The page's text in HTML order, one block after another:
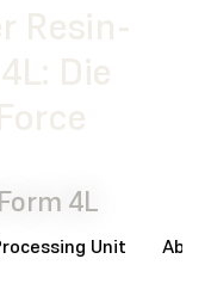
Resin-
Die
4L
Unit